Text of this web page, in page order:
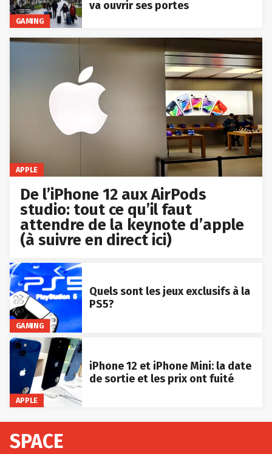
GAMING
va ouvrir ses portes
APPLE
De l’iPhone 12 aux AirPods
studio: tout ce qu’il faut
attendre de la keynote d’apple
(à suivre en direct ici)
GAMING
Quels sont les jeux exclusifs à la
PS5?
APPLE
iPhone 12 et iPhone Mini: la date
de sortie et les prix ont fuité
SPACE